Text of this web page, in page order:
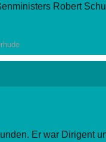
Robert
Plan den
Er war Dirigent